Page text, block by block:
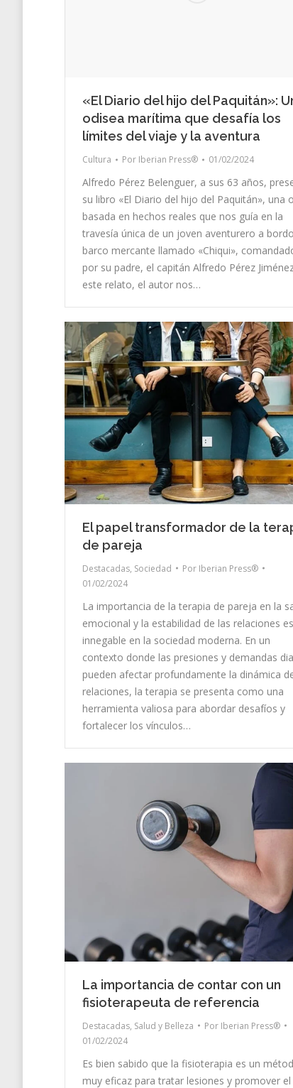
«El Diario del hijo del Paquitán»:
odisea marítima que desafía los
límites del viaje y la aventura
Cultura Por Iberian Press® 01/02/2024
Alfredo Pérez Belenguer, a sus 63 años,
su libro «El Diario del hijo del Paquitán», una
basada en hechos reales que nos guía en la
travesía única de un joven aventurero a
barco mercante llamado «Chiqui»,
por su padre, el capitán Alfredo Pérez
este relato, el autor nos…
El papel transformador de la
de pareja
Destacadas, Sociedad Por Iberian Press®
01/02/2024
La importancia de la terapia de pareja en la
emocional y la estabilidad de las relaciones es
innegable en la sociedad moderna. En un
contexto donde las presiones y demandas
pueden afectar profundamente la dinámica
relaciones, la terapia se presenta como una
herramienta valiosa para abordar desafíos y
fortalecer los vínculos…
La importancia de contar con un
fisioterapeuta de referencia
Destacadas, Salud y Belleza Por Iberian Press®
01/02/2024
Es bien sabido que la fisioterapia es un
muy eficaz para tratar lesiones y promover el